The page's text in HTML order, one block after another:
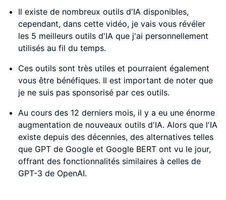
Il existe de nombreux outils d'IA disponibles,
cependant, dans cette vidéo, je vais vous révéler
les 5 meilleurs outils d'IA que j'ai personnellement
utilisés au fil du temps.
Ces outils sont très utiles et pourraient également
vous être bénéfiques. Il est important de noter que
je ne suis pas sponsorisé par ces outils.
Au cours des 12 derniers mois, il y a eu une énorme
augmentation de nouveaux outils d'IA. Alors que l'IA
existe depuis des décennies, des alternatives telles
que GPT de Google et Google BERT ont vu le jour,
offrant des fonctionnalités similaires à celles de
GPT-3 de OpenAI.